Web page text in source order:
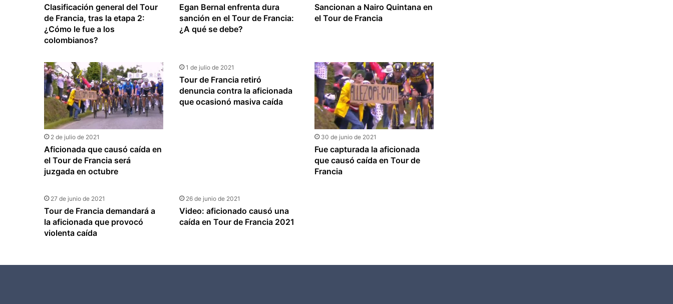
Clasificación general del Tour
de Francia, tras la etapa 2:
¿Cómo le fue a los
colombianos?
Egan Bernal enfrenta dura
sanción en el Tour de Francia:
¿A qué se debe?
Sancionan a Nairo Quintana en
el Tour de Francia
2 de julio de 2021
Aficionada que causó caída en
el Tour de Francia será
juzgada en octubre
1 de julio de 2021
Tour de Francia retiró
denuncia contra la aficionada
que ocasionó masiva caída
30 de junio de 2021
Fue capturada la aficionada
que causó caída en Tour de
Francia
27 de junio de 2021
Tour de Francia demandará a
la aficionada que provocó
violenta caída
26 de junio de 2021
Video: aficionado causó una
caída en Tour de Francia 2021